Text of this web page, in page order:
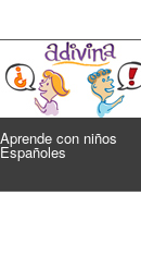
Aprende con niños
Españoles